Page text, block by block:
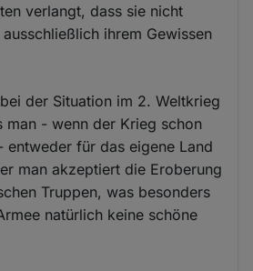
verlangt, dass sie nicht
ihrem Gewissen
der Situation im 2. Weltkrieg
man - wenn der Krieg schon
entweder für das eigene Land
man akzeptiert die Eroberung
Truppen, was besonders
natürlich keine schöne